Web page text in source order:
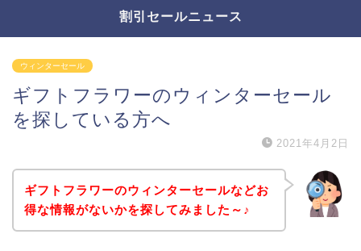
割引セールニュース
ウィンターセール
ギフトフラワーのウィンターセール
を探している方へ
2021年4月2日
ギフトフラワーのウィンターセールなどお
得な情報がないかを探してみました～♪